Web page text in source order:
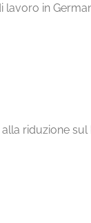
lavoro in
riduzione